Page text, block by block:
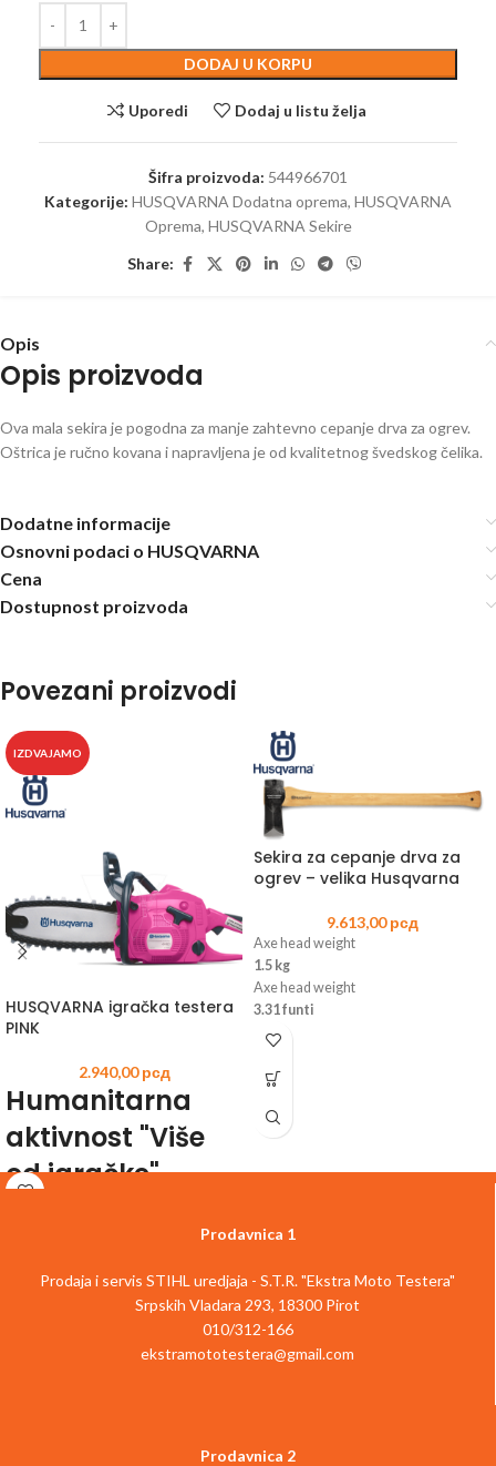
DODAJ U KORPU
Uporedi Dodaj u listu želja
Šifra proizvoda: 544966701
Kategorije: HUSQVARNA Dodatna oprema, HUSQVARNA
Oprema, HUSQVARNA Sekire
Share:
Opis
Opis proizvoda
Ova mala sekira je pogodna za manje zahtevno cepanje drva za ogrev.
Oštrica je ručno kovana i napravljena je od kvalitetnog švedskog čelika.
Dodatne informacije
Osnovni podaci o HUSQVARNA
Cena
Dostupnost proizvoda
Povezani proizvodi
IZDVAJAMO
HUSQVARNA igračka testera
PINK
2.940,00рсд
Humanitarna
aktivnost "Više
od igračke"
testera igračke po ceni od 2.940,00
1.360,00 RSD namenjena institutu za
onkologiju i radiologiju Srbije.
Sekira za cepanje drva za
ogrev – velika Husqvarna
9.613,00рсд
Axe head weight
1.5 kg
Axe head weight
3.31 funti
Prodavnica 1
Prodaja i servis STIHL uredjaja - S.T.R. "Ekstra Moto Testera"
Srpskih Vladara 293, 18300 Pirot
010/312-166
ekstramototestera@gmail.com
Prodavnica 2